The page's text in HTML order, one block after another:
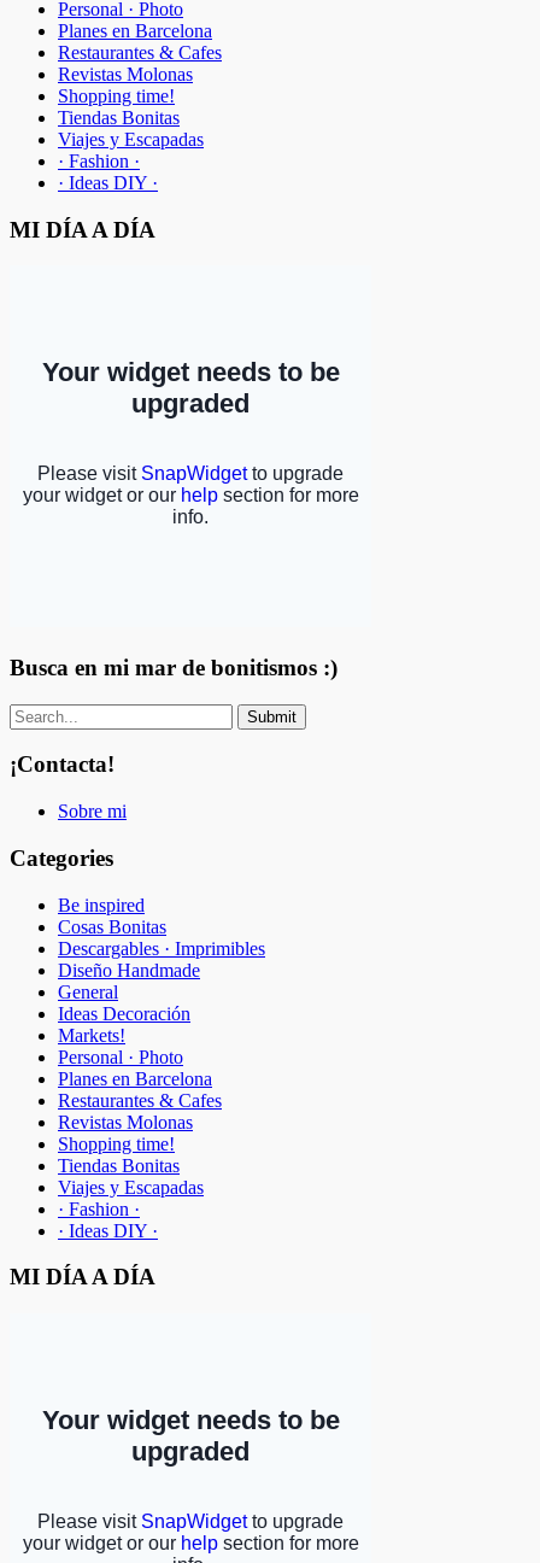
Personal · Photo
Planes en Barcelona
Restaurantes & Cafes
Revistas Molonas
Shopping time!
Tiendas Bonitas
Viajes y Escapadas
· Fashion ·
· Ideas DIY ·
MI DÍA A DÍA
Busca en mi mar de bonitismos :)
¡Contacta!
Sobre mi
Categories
Be inspired
Cosas Bonitas
Descargables · Imprimibles
Diseño Handmade
General
Ideas Decoración
Markets!
Personal · Photo
Planes en Barcelona
Restaurantes & Cafes
Revistas Molonas
Shopping time!
Tiendas Bonitas
Viajes y Escapadas
· Fashion ·
· Ideas DIY ·
MI DÍA A DÍA